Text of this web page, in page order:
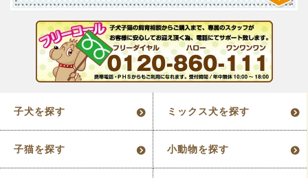
子犬を探す ミックス犬を探す
子猫を探す 小動物を探す